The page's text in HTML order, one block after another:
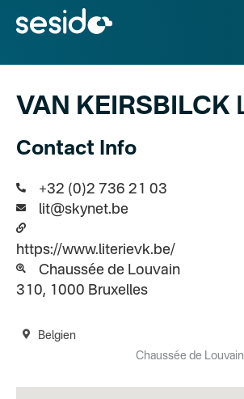
VAN KEIRSBILCK
Contact Info
+32 (0)2 736 21 03
lit@skynet.be
https://www.literievk.be/
Chaussée de Louvain
310, 1000 Bruxelles
Belgien
Chaussée de